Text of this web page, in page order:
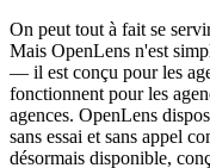
On peut tout à fait se
Mais OpenLens n'est
— il est conçu pour les
fonctionnent pour les
agences. OpenLens
sans essai et sans appel
désormais disponible,